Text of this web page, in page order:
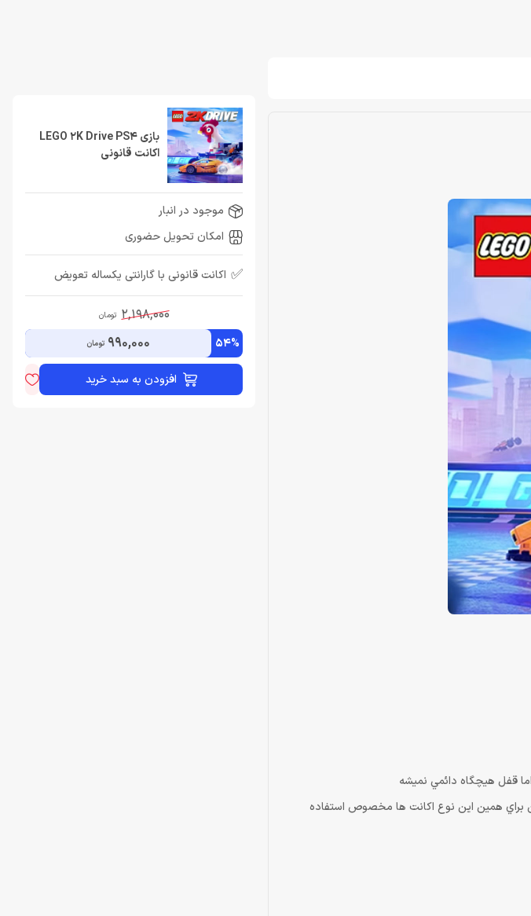
براي همين اين نوع اكانت ها مخصوص استفاده
بازی LEGO 2K Drive PS4
اکانت قانونی
موجود در انبار
امکان تحویل حضوری
✅ اکانت قانونی با گارانتی یکساله تعویض
2,198,000 تومان
54%
990,000 تومان
افزودن به سبد خرید